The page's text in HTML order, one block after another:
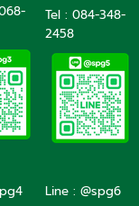
Tel : 084-348-
2458
Line : @spg6